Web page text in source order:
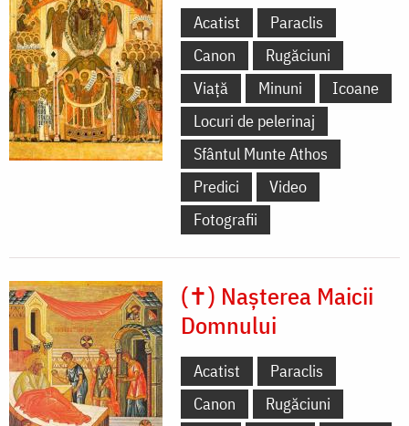
Acatist
Paraclis
Canon
Rugăciuni
Viață
Minuni
Icoane
Locuri de pelerinaj
Sfântul Munte Athos
Predici
Video
Fotografii
(✝) Nașterea Maicii
Domnului
Acatist
Paraclis
Canon
Rugăciuni